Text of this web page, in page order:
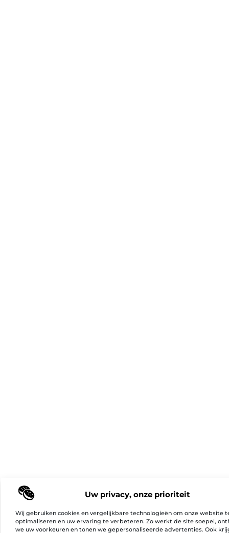
Uw privacy, onze prioriteit
Wij gebruiken cookies en vergelijkbare technologieën om onze website
optimaliseren en uw ervaring te verbeteren. Zo werkt de site soepel,
we uw voorkeuren en tonen we gepersonaliseerde advertenties. Ook